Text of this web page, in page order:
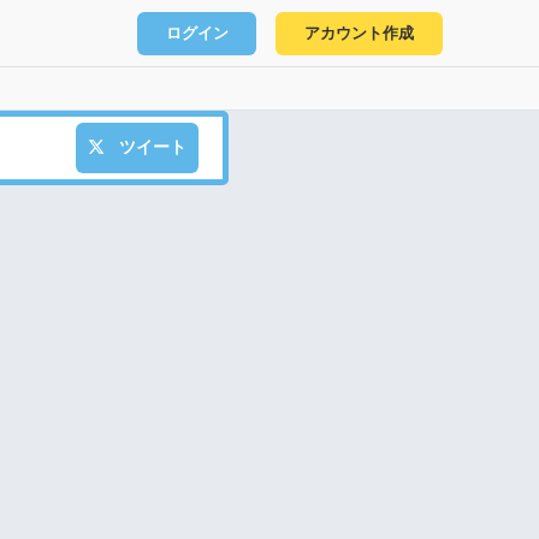
ログイン アカウント作成
ツイート